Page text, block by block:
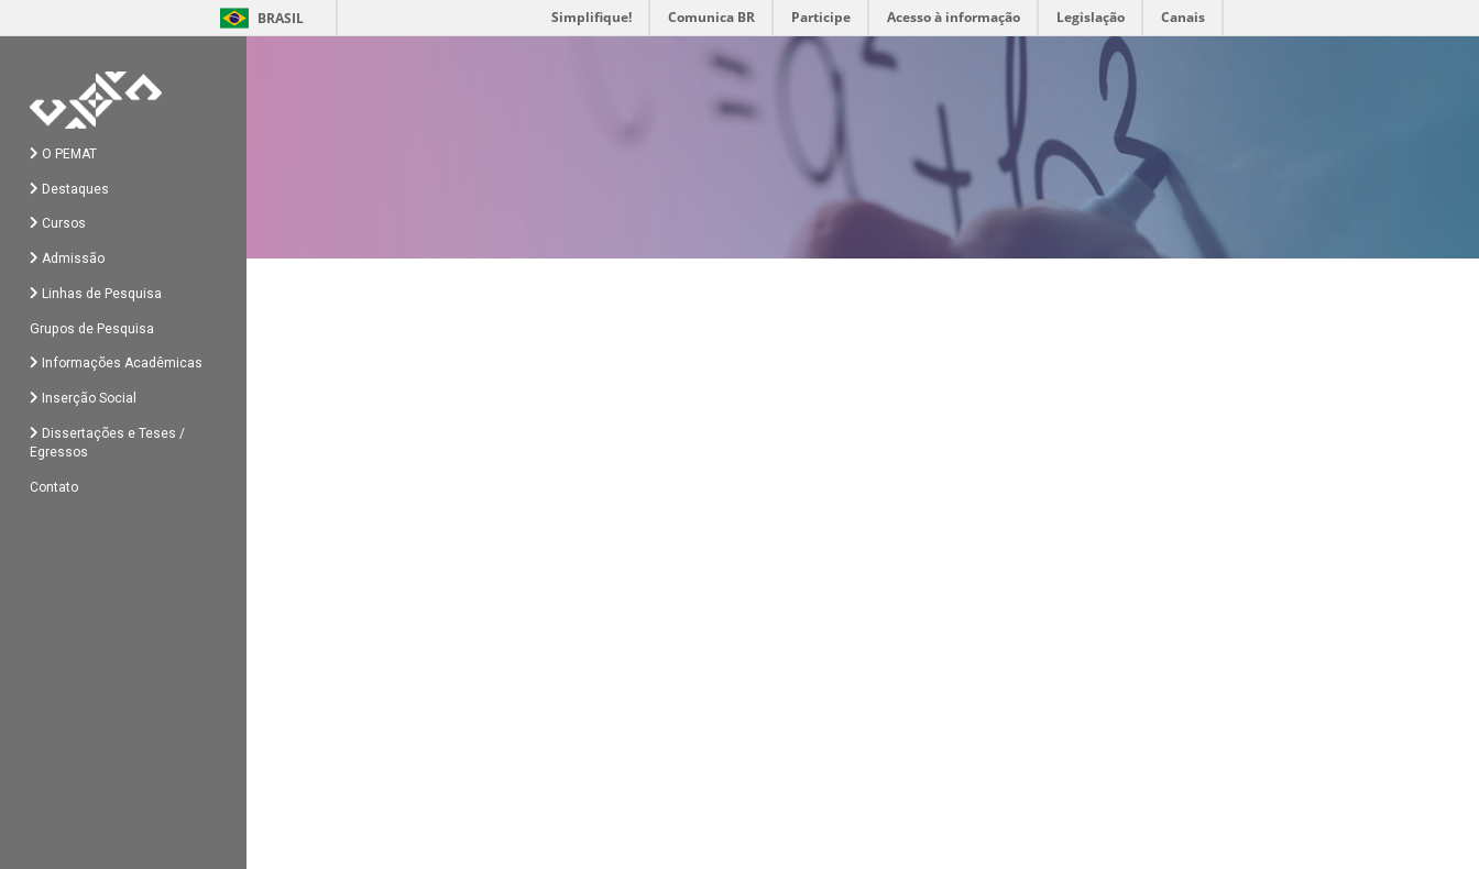
BRASIL Simplifique! Comunica BR Participe Acesso à informação Legislação Canais
O PEMAT
Destaques
Cursos
Admissão
Linhas de Pesquisa
Grupos de Pesquisa
Informações Acadêmicas
Inserção Social
Dissertações e Teses /
Egressos
Contato